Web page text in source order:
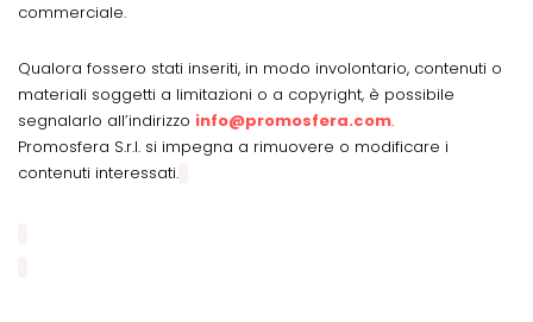
commerciale.
Qualora fossero stati inseriti, in modo involontario, contenuti o
materiali soggetti a limitazioni o a copyright, è possibile
segnalarlo all’indirizzo info@promosfera.com.
Promosfera S.r.l. si impegna a rimuovere o modificare i
contenuti interessati.